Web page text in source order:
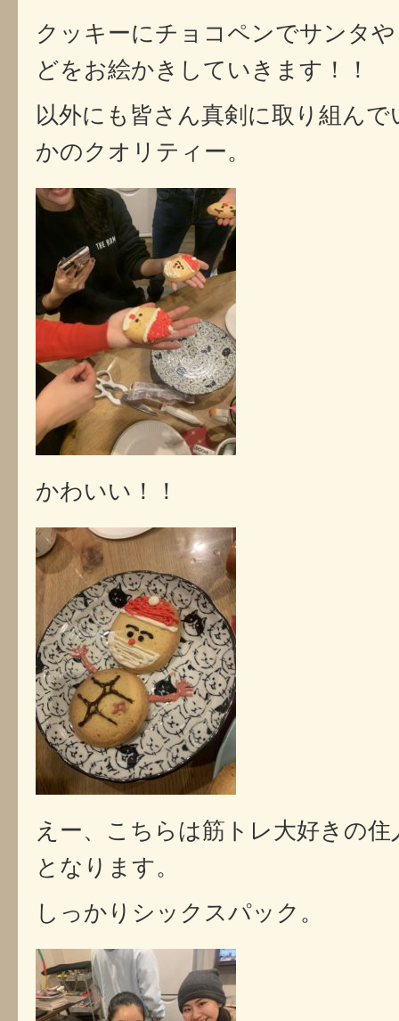
クッキーにチョコペンでサンタ
どをお絵かきしていきます！！
以外にも皆さん真剣に取り組ん
かのクオリティー。
かわいい！！
えー、こちらは筋トレ大好きの
となります。
しっかりシックスパック。